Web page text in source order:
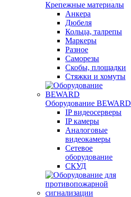
Крепежные материалы
Анкера
Дюбеля
Кольца, талрепы
Маркеры
Разное
Саморезы
Скобы, площадки
Стяжки и хомуты
Оборудование BEWARD
IP видеосерверы
IP камеры
Аналоговые
видеокамеры
Сетевое
оборудование
СКУД